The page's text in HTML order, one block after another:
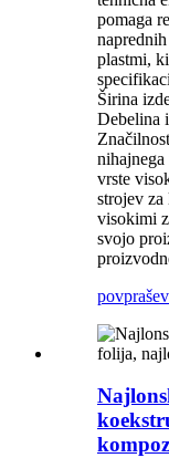
pomaga
plastmi,
Širina
Debelina
nihajnega
vrste
strojev za
visokimi
svojo